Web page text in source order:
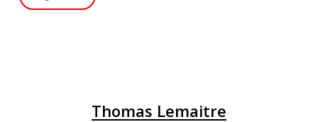
Thomas Lemaitre